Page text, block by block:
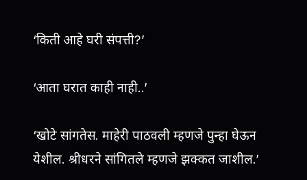
‘किती आहे घरी संपत्ती?’
‘आता घरात काही नाही..’
‘खोटे सांगतेस. माहेरी पाठवली म्हणजे पुन्हा घेऊन
येशील. श्रीधरने सांगितले म्हणजे झक्कत जाशील.’